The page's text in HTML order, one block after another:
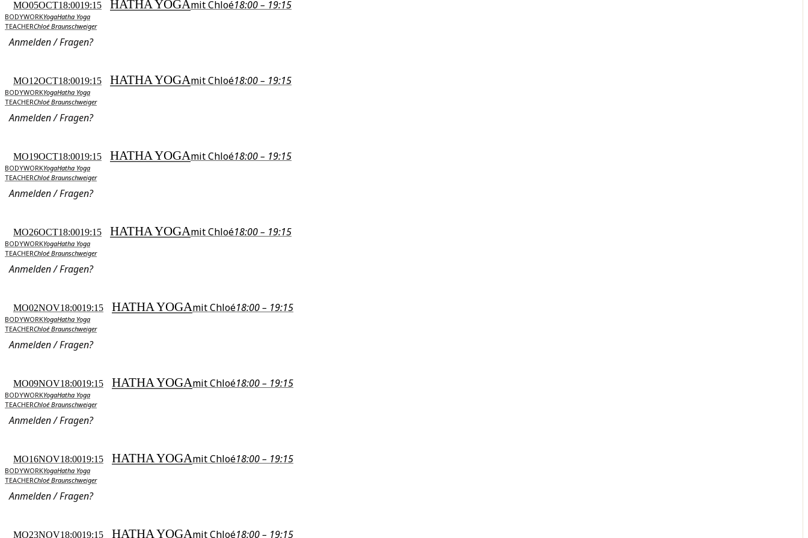
MO05OCT18:0019:15 HATHA YOGAmit Chloé18:00 – 19:15
BODYWORKYogaHatha Yoga
TEACHERChloé Braunschweiger
Anmelden / Fragen?
MO12OCT18:0019:15 HATHA YOGAmit Chloé18:00 – 19:15
BODYWORKYogaHatha Yoga
TEACHERChloé Braunschweiger
Anmelden / Fragen?
MO19OCT18:0019:15 HATHA YOGAmit Chloé18:00 – 19:15
BODYWORKYogaHatha Yoga
TEACHERChloé Braunschweiger
Anmelden / Fragen?
MO26OCT18:0019:15 HATHA YOGAmit Chloé18:00 – 19:15
BODYWORKYogaHatha Yoga
TEACHERChloé Braunschweiger
Anmelden / Fragen?
MO02NOV18:0019:15 HATHA YOGAmit Chloé18:00 – 19:15
BODYWORKYogaHatha Yoga
TEACHERChloé Braunschweiger
Anmelden / Fragen?
MO09NOV18:0019:15 HATHA YOGAmit Chloé18:00 – 19:15
BODYWORKYogaHatha Yoga
TEACHERChloé Braunschweiger
Anmelden / Fragen?
MO16NOV18:0019:15 HATHA YOGAmit Chloé18:00 – 19:15
BODYWORKYogaHatha Yoga
TEACHERChloé Braunschweiger
Anmelden / Fragen?
MO23NOV18:0019:15 HATHA YOGAmit Chloé18:00 – 19:15